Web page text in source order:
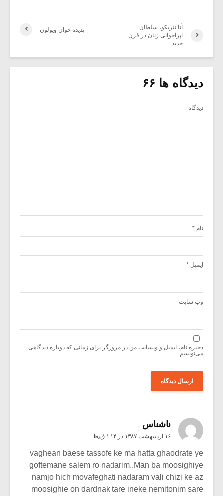
پدیده جوان ویولون
آنا نتربکو، سلطان
اپراخوانی زنان در قرن
جدید
دیدگاه ها ۶۶
دیدگاه
نام *
ایمیل *
وب‌ سایت
ذخیره نام، ایمیل و وبسایت من در مرورگر برای زمانی که دوباره دیدگاهی
می‌نویسم.
ناشناس
۱۶ اردیبهشت ۱۳۸۷ در ۱:۱۴ ق٫ظ
vaghean baese tassofe ke ma hatta ghaodrate ye
goftemane salem ro nadarim..Man ba moosighiye
namjo hich movafeghati nadaram vali chizi ke az
moosighie on dardnak tare ineke nemitonim sare